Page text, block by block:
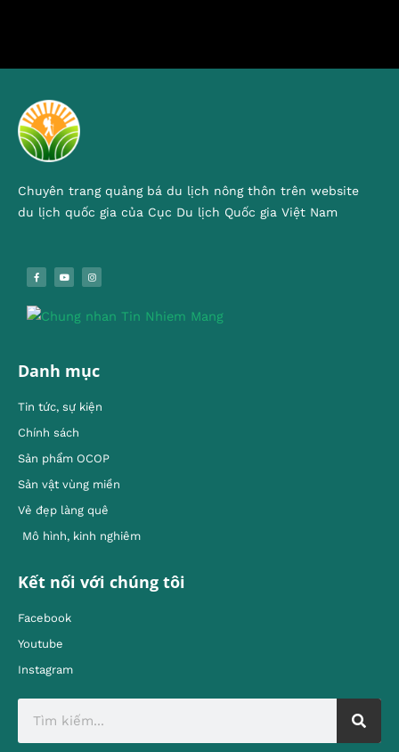
Chuyên trang quảng bá du lịch nông thôn trên website
du lịch quốc gia của Cục Du lịch Quốc gia Việt Nam
Danh mục
Tin tức, sự kiện
Chính sách
Sản phẩm OCOP
Sản vật vùng miền
Vẻ đẹp làng quê
Mô hình, kinh nghiêm
Kết nối với chúng tôi
Facebook
Youtube
Instagram